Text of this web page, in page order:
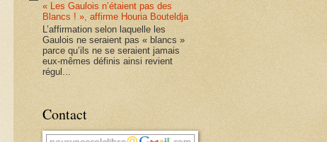
« Les Gaulois n’étaient pas des
Blancs ! », affirme Houria Bouteldja
L’affirmation selon laquelle les
Gaulois ne seraient pas « blancs »
parce qu’ils ne se seraient jamais
eux-mêmes définis ainsi revient
régul...
Contact